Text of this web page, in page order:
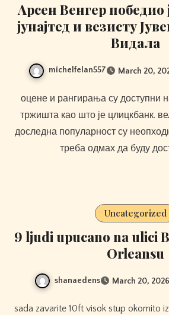
Арсен Венгер победио
јунајтед и везисту
Видала
michelfelan557 March 20,
оцене и рангирања су доступни на мрежи преко уха
тржишта као што је цлицкбанк.
доследна популарност су
треба одмах да буду
Uncategorized
9 ljudi upucano na ulici
Orleansu
shanaedens March 20, 2026
sada zavarite 10ft visok stup okomito iznad središta križa tako